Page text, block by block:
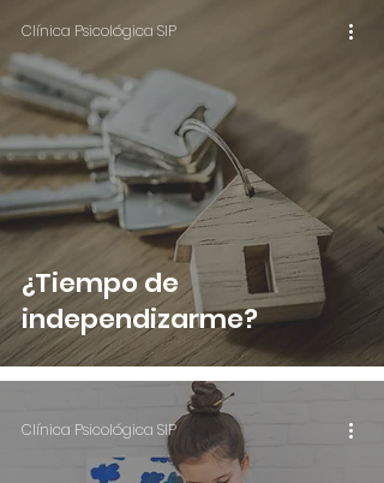
¿Tiempo de
independizarme?
Clínica Psicológica SIP
Clínica Psicológica SIP